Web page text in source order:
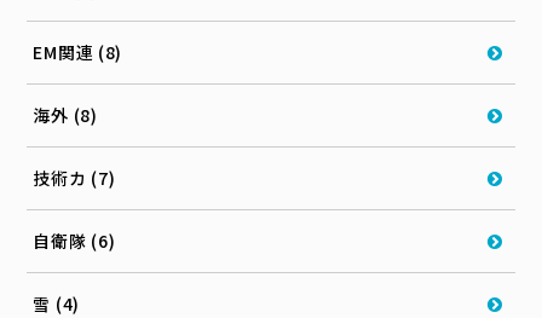
EM関連 (8)
海外 (8)
技術カ (7)
自衛隊 (6)
雪 (4)